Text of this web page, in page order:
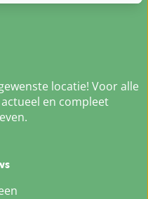
locatie! Voor alle
en compleet